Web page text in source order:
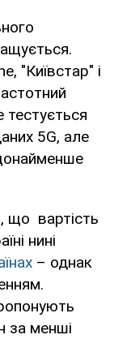
"Київстар" і
тестується
5G, але
що вартість
нині
– однак
за менші